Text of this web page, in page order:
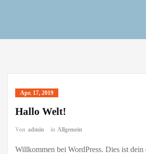
Apr. 17, 2019
Hallo Welt!
Von admin in Allgemein
Willkommen bei WordPress. Dies ist dein